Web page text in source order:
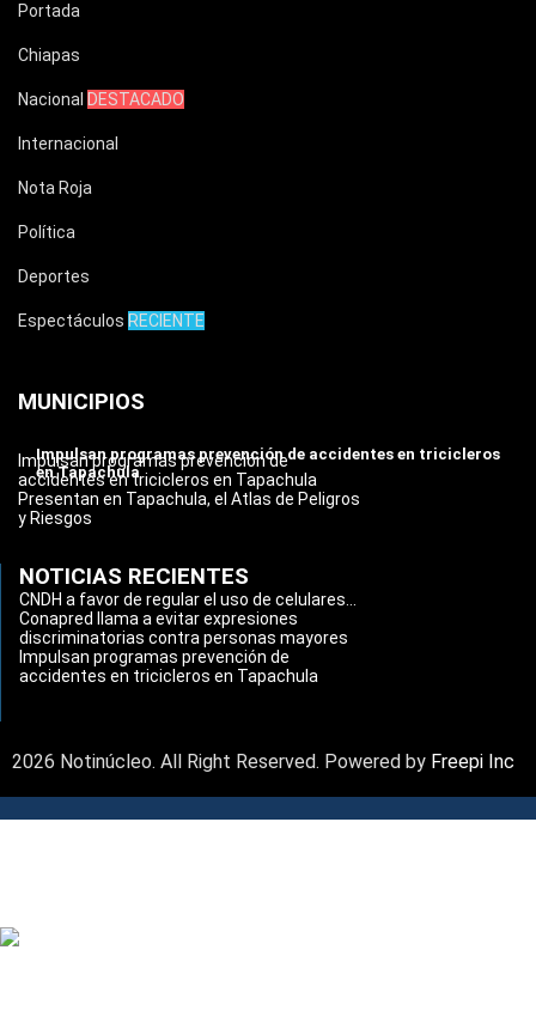
Portada
Chiapas
Nacional DESTACADO
Internacional
Nota Roja
Política
Deportes
Espectáculos RECIENTE
MUNICIPIOS
Impulsan programas prevención de accidentes en tricicleros
en Tapachula
Impulsan programas prevención de
accidentes en tricicleros en Tapachula
Presentan en Tapachula, el Atlas de Peligros
y Riesgos
NOTICIAS RECIENTES
CNDH a favor de regular el uso de celulares...
Conapred llama a evitar expresiones
discriminatorias contra personas mayores
Impulsan programas prevención de
accidentes en tricicleros en Tapachula
2026 Notinúcleo. All Right Reserved. Powered by Freepi Inc